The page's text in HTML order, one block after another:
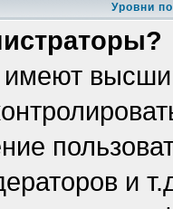
Уровни
и